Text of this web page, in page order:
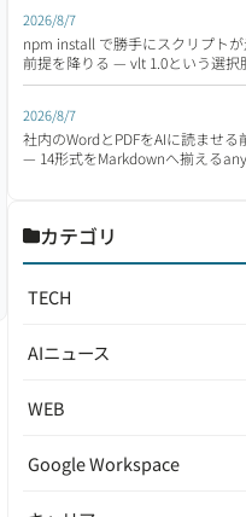
2026/8/7
npm install で勝手にスクリプトが
前提を降りる — vlt 1.0という選択
2026/8/7
社内のWordとPDFをAIに読ませる
— 14形式をMarkdownへ揃える
カテゴリ
TECH
AIニュース
WEB
Google Workspace